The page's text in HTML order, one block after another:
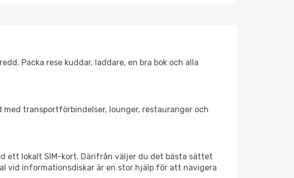
Packa rese kuddar, laddare, en bra bok och alla
transportförbindelser, lounger, restauranger och
ett lokalt SIM-kort. Därifrån väljer du det bästa sättet
vid informationsdiskar är en stor hjälp för att navigera